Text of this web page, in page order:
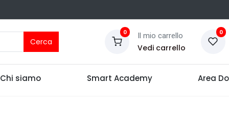
Cerca
0 Il mio carrello
Vedi carrello
0
Chi siamo Smart Academy Area